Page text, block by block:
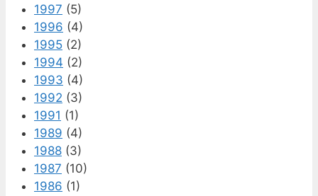
1997 (5)
1996 (4)
1995 (2)
1994 (2)
1993 (4)
1992 (3)
1991 (1)
1989 (4)
1988 (3)
1987 (10)
1986 (1)